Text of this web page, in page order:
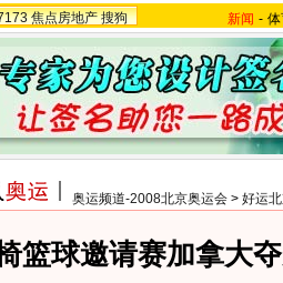
焦点房地产 搜狗 新闻 -
奥运频道-2008北京奥运会 > 好运
篮球邀请赛加拿大